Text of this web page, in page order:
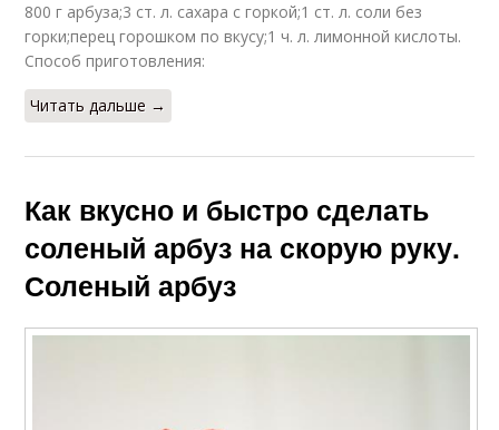
800 г арбуза;3 ст. л. сахара с горкой;1 ст. л. соли без
горки;перец горошком по вкусу;1 ч. л. лимонной кислоты.
Способ приготовления:
Читать дальше →
Как вкусно и быстро сделать
соленый арбуз на скорую руку.
Соленый арбуз